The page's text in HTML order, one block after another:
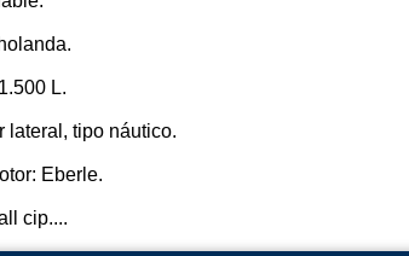
L.
lateral, tipo náutico.
Eberle.
cip....